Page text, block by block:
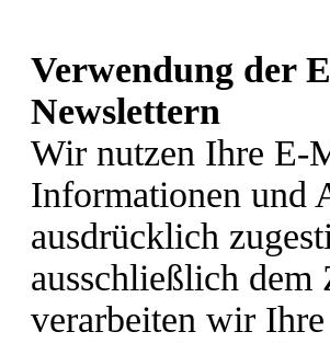
Verwendung der
Newslettern
Wir nutzen Ihre E-
Informationen und
ausdrücklich
ausschließlich
verarbeiten wir